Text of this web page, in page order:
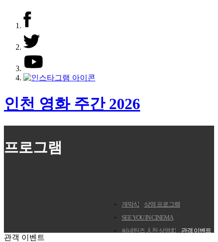
인천 영화 주간 2026
프로그램
개막식
상영 프로그램
SEE YOU IN CINEMA
씨네틴즈 人천 상영회
관객 이벤트
관객 이벤트